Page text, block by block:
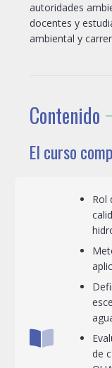
autoridades
docentes y
ambiental y
Contenido
El curso
Rol
de